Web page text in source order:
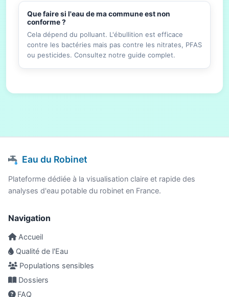
Que faire si l'eau de ma commune est non
conforme ?
Cela dépend du polluant. L'ébullition est efficace
contre les bactéries mais pas contre les nitrates, PFAS
ou pesticides. Consultez notre guide complet.
Eau du Robinet
Plateforme dédiée à la visualisation claire et rapide des
analyses d'eau potable du robinet en France.
Navigation
Accueil
Qualité de l'Eau
Populations sensibles
Dossiers
FAQ